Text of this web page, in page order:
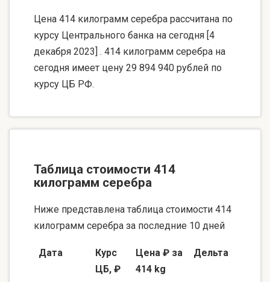
Цена 414 килограмм серебра рассчитана по
курсу Центрального банка на сегодня [4
декабря 2023] . 414 килограмм серебра на
сегодня имеет цену 29 894 940 рублей по
курсу ЦБ РФ.
Таблица стоимости 414
килограмм серебра
Ниже представлена таблица стоимости 414
килограмм серебра за последние 10 дней
Дата
Курс
ЦБ, ₽
Цена ₽ за
414 kg
Дельта